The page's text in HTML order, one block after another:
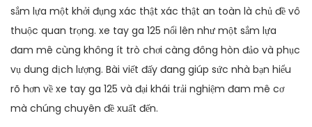
sắm lựa một khởi đụng xác thật xác thật an toàn là chủ đề vô
thuộc quan trọng. xe tay ga 125 nổi lên như một sắm lựa
đam mê cùng không ít trò chơi càng đông hòn đảo và phục
vụ dung dịch lượng. Bài viết đấy đang giúp sức nhà bạn hiểu
rõ hơn về xe tay ga 125 và đại khái trải nghiệm đam mê cơ
mà chúng chuyên đề xuất đến.